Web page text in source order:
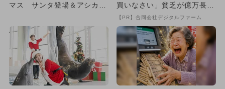
マス サンタ登場＆アシカの
買いなさい」貧乏が億万長者
に
【PR】合同会社デジタルファーム